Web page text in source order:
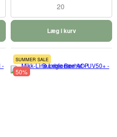
20
Læg i kurv
SUMMER SALE
50%